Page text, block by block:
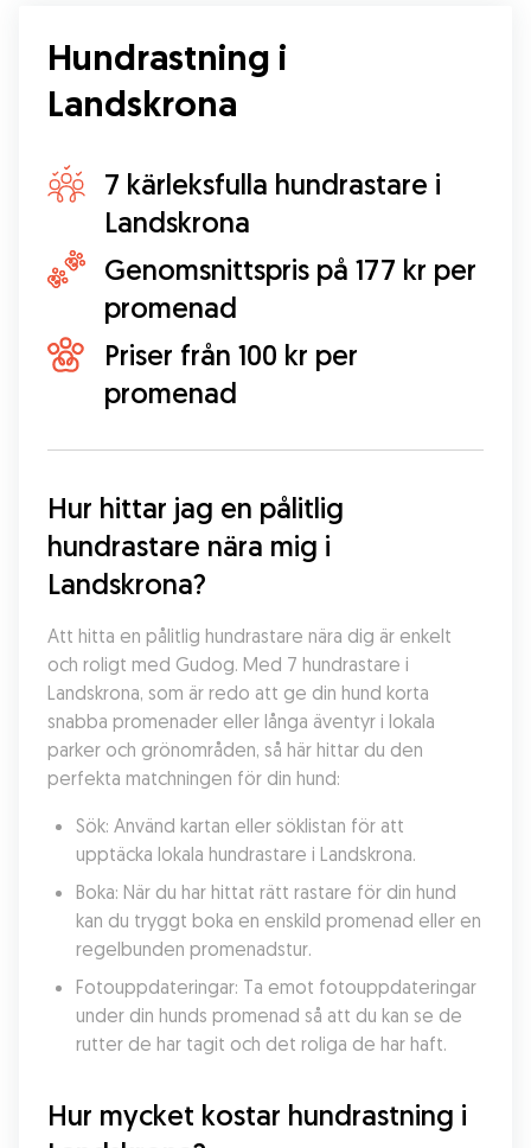
Hundrastning i
Landskrona
7 kärleksfulla hundrastare i
Landskrona
Genomsnittspris på 177 kr per
promenad
Priser från 100 kr per
promenad
Hur hittar jag en pålitlig
hundrastare nära mig i
Landskrona?
Att hitta en pålitlig hundrastare nära dig är enkelt
och roligt med Gudog. Med 7 hundrastare i
Landskrona, som är redo att ge din hund korta
snabba promenader eller långa äventyr i lokala
parker och grönområden, så här hittar du den
perfekta matchningen för din hund:
Sök: Använd kartan eller söklistan för att
upptäcka lokala hundrastare i Landskrona.
Boka: När du har hittat rätt rastare för din hund
kan du tryggt boka en enskild promenad eller en
regelbunden promenadstur.
Fotouppdateringar: Ta emot fotouppdateringar
under din hunds promenad så att du kan se de
rutter de har tagit och det roliga de har haft.
Hur mycket kostar hundrastning i